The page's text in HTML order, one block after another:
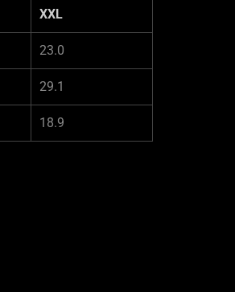
XXL
23.0
29.1
18.9